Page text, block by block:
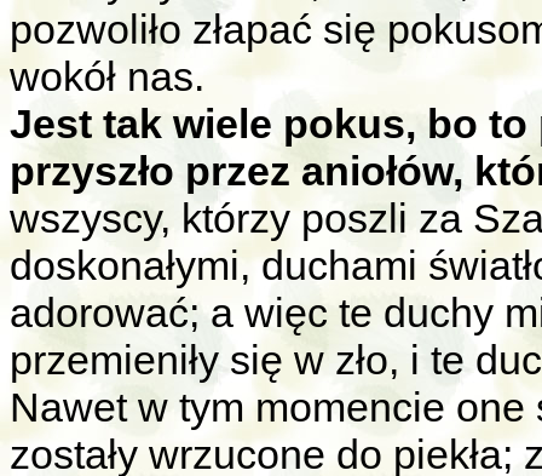
pozwoliło złapać się
wokół nas.
Jest tak wiele pokus, bo to
przyszło przez aniołów,
wszyscy, którzy poszli za
doskonałymi, duchami
adorować; a więc te duchy
przemieniły się w zło, i te
Nawet w tym momencie
zostały wrzucone do piekła;